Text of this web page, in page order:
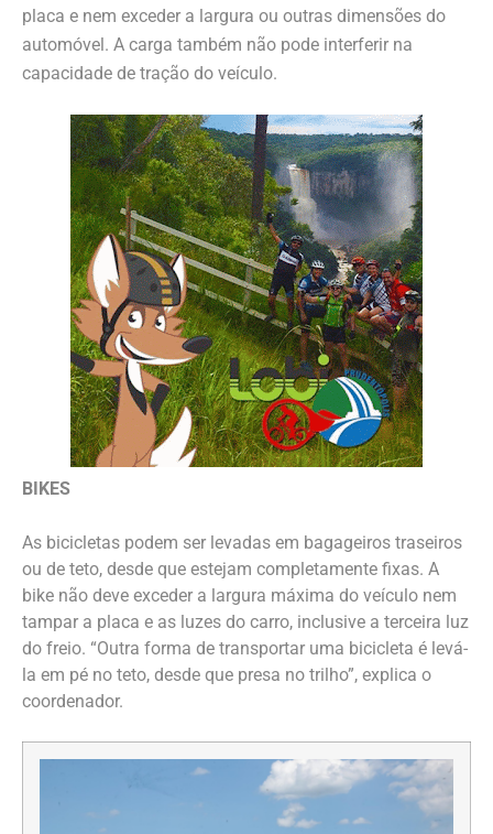
placa e nem exceder a largura ou outras dimensões do
automóvel. A carga também não pode interferir na
capacidade de tração do veículo.
BIKES
As bicicletas podem ser levadas em bagageiros traseiros
ou de teto, desde que estejam completamente fixas. A
bike não deve exceder a largura máxima do veículo nem
tampar a placa e as luzes do carro, inclusive a terceira luz
do freio. “Outra forma de transportar uma bicicleta é levá-
la em pé no teto, desde que presa no trilho”, explica o
coordenador.